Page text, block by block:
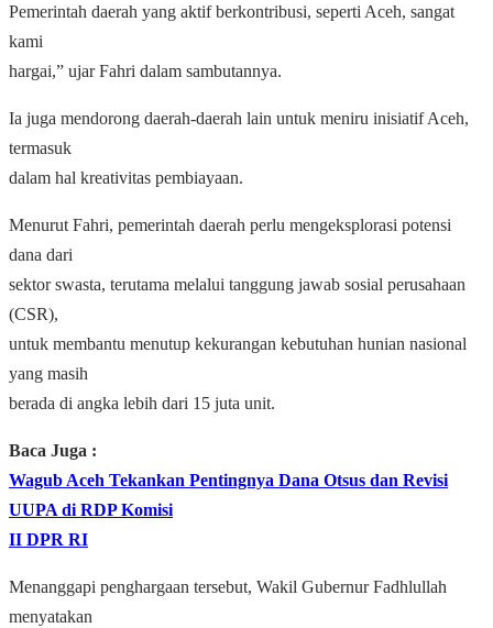
Pemerintah daerah yang aktif berkontribusi, seperti Aceh, sangat
kami
hargai,” ujar Fahri dalam sambutannya.
Ia juga mendorong daerah-daerah lain untuk meniru inisiatif Aceh,
termasuk
dalam hal kreativitas pembiayaan.
Menurut Fahri, pemerintah daerah perlu mengeksplorasi potensi
dana dari
sektor swasta, terutama melalui tanggung jawab sosial perusahaan
(CSR),
untuk membantu menutup kekurangan kebutuhan hunian nasional
yang masih
berada di angka lebih dari 15 juta unit.
Baca Juga :
Wagub Aceh Tekankan Pentingnya Dana Otsus dan Revisi
UUPA di RDP Komisi
II DPR RI
Menanggapi penghargaan tersebut, Wakil Gubernur Fadhlullah
menyatakan